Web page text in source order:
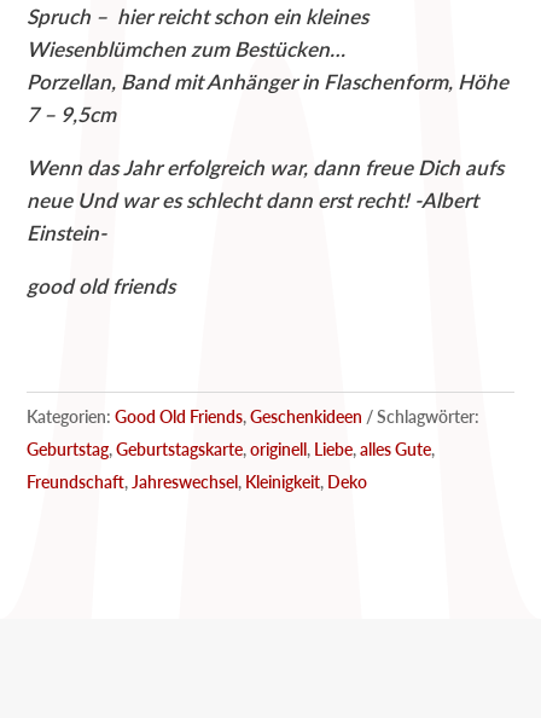
freue
Dich
aufs
neue,
es
schlecht,
dann
erst
friends
Menge
Spruch – hier reicht schon ein kleines
Wiesenblümchen zum Bestücken…
Porzellan, Band mit Anhänger in Flaschenform, Höhe
7 – 9,5cm
Wenn das Jahr erfolgreich war, dann freue Dich aufs
neue Und war es schlecht dann erst recht! -Albert
Einstein-
good old friends
Kategorien:Good Old Friends,Geschenkideen
Schlagwörter:
Geburtstag,Geburtstagskarte,originell, Liebe,alles Gute,
Freundschaft, Jahreswechsel, Kleinigkeit, Deko